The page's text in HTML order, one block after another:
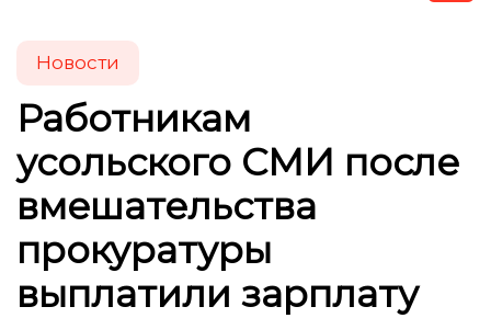
Новости
Работникам
усольского СМИ после
вмешательства
прокуратуры
выплатили зарплату